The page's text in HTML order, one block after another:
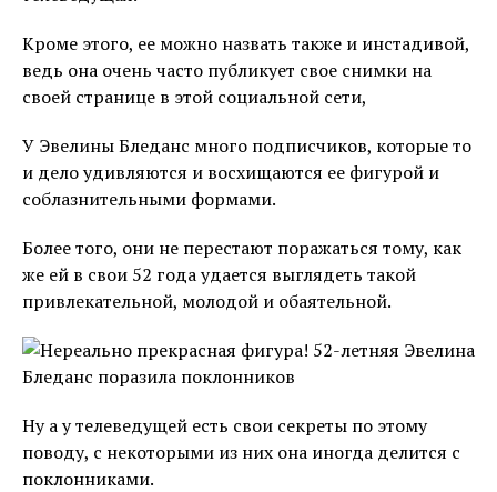
Кроме этого, ее можно назвать также и инстадивой,
ведь она очень часто публикует свое снимки на
своей странице в этой социальной сети,
У Эвелины Бледанс много подписчиков, которые то
и дело удивляются и восхищаются ее фигурой и
соблазнительными формами.
Более того, они не перестают поражаться тому, как
же ей в свои 52 года удается выглядеть такой
привлекательной, молодой и обаятельной.
Ну а у телеведущей есть свои секреты по этому
поводу, с некоторыми из них она иногда делится с
поклонниками.